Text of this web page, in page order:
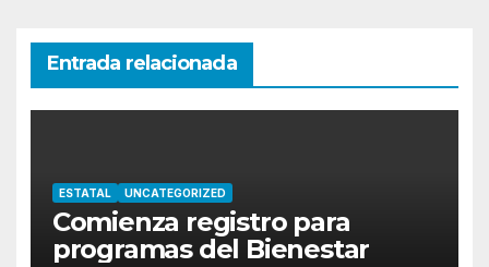
Entrada relacionada
ESTATAL UNCATEGORIZED
Comienza registro para
programas del Bienestar